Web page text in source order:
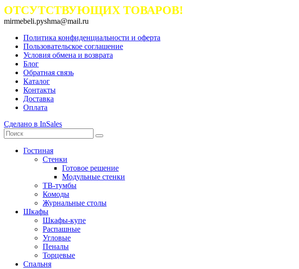
ОТСУТСТВУЮЩИХ ТОВАРОВ!
mirmebeli.pyshma@mail.ru
Политика конфиденциальности и оферта
Пользовательское соглашение
Условия обмена и возврата
Блог
Обратная связь
Каталог
Контакты
Доставка
Оплата
Сделано в InSales
Гостиная
Стенки
Готовое решение
Модульные стенки
ТВ-тумбы
Комоды
Журнальные столы
Шкафы
Шкафы-купе
Распашные
Угловые
Пеналы
Торцевые
Спальня